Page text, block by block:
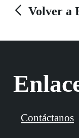
Volver a
Contáctanos